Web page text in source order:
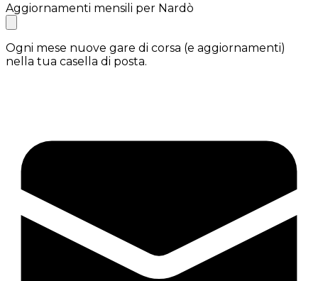
Aggiornamenti mensili per Nardò
Ogni mese nuove gare di corsa (e aggiornamenti)
nella tua casella di posta.